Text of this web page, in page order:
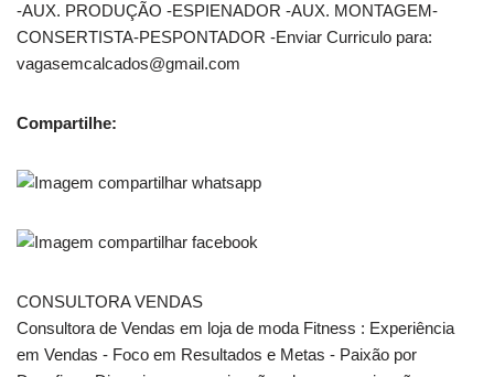
-AUX. PRODUÇÃO -ESPIENADOR -AUX. MONTAGEM-
CONSERTISTA-PESPONTADOR -Enviar Curriculo para:
vagasemcalcados@gmail.com
Compartilhe:
CONSULTORA VENDAS
Consultora de Vendas em loja de moda Fitness : Experiência
em Vendas - Foco em Resultados e Metas - Paixão por